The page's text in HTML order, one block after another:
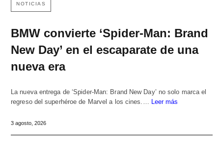
NOTICIAS
BMW convierte ‘Spider-Man: Brand
New Day’ en el escaparate de una
nueva era
La nueva entrega de ‘Spider-Man: Brand New Day’ no solo marca el
regreso del superhéroe de Marvel a los cines.… Leer más
3 agosto, 2026